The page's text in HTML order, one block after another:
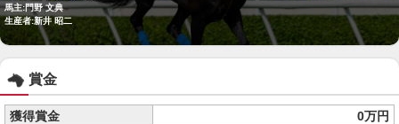
馬主:門野 文典
生産者:新井 昭二
賞金
獲得賞金
0万円